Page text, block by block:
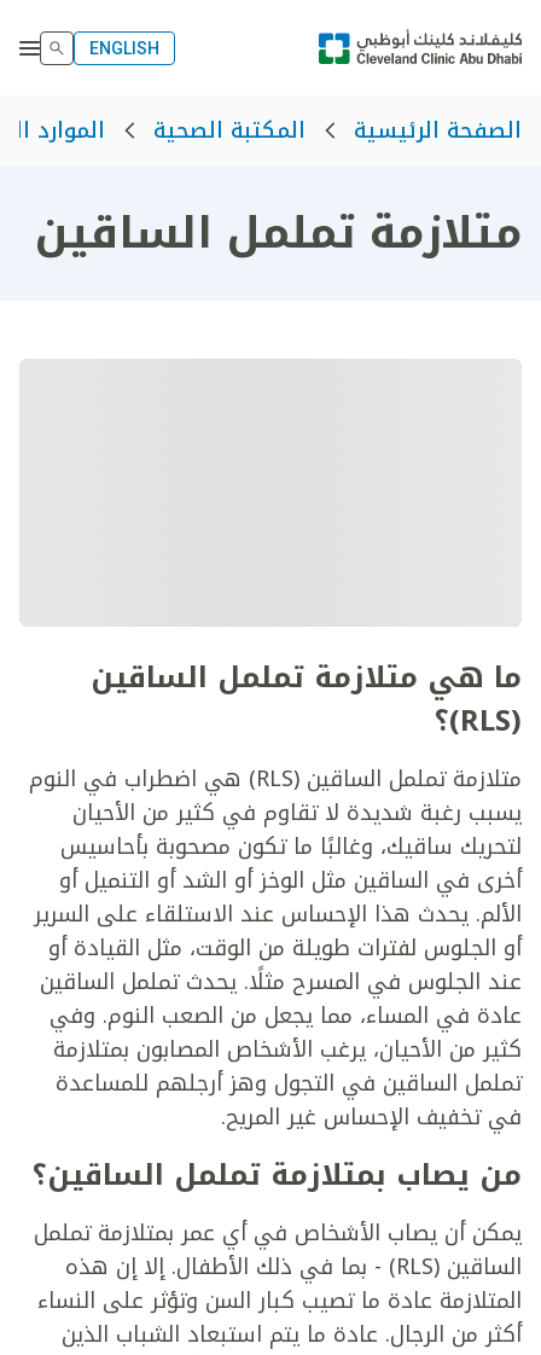
ENGLISH
الصفحة الرئيسية المكتبة الصحية الموارد
متلازمة تململ الساقين
ما هي متلازمة تململ الساقين
(RLS)؟
متلازمة تململ الساقين (RLS) هي اضطراب في النوم
يسبب رغبة شديدة لا تقاوم في كثير من الأحيان
لتحريك ساقيك، وغالبًا ما تكون مصحوبة بأحاسيس
أخرى في الساقين مثل الوخز أو الشد أو التنميل أو
الألم. يحدث هذا الإحساس عند الاستلقاء على السرير
أو الجلوس لفترات طويلة من الوقت، مثل القيادة أو
عند الجلوس في المسرح مثلًا. يحدث تململ الساقين
عادة في المساء، مما يجعل من الصعب النوم. وفي
كثير من الأحيان، يرغب الأشخاص المصابون بمتلازمة
تململ الساقين في التجول وهز أرجلهم للمساعدة
في تخفيف الإحساس غير المريح.
من يصاب بمتلازمة تململ الساقين؟
يمكن أن يصاب الأشخاص في أي عمر بمتلازمة تململ
الساقين (RLS) - بما في ذلك الأطفال. إلا إن هذه
المتلازمة عادة ما تصيب كبار السن وتؤثر على النساء
أكثر من الرجال. عادة ما يتم استبعاد الشباب الذين